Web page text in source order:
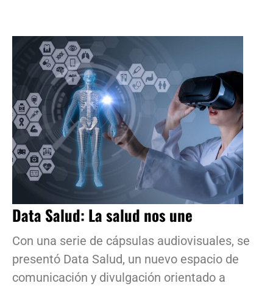
Data Salud: La salud nos une
Con una serie de cápsulas audiovisuales, se
presentó Data Salud, un nuevo espacio de
comunicación y divulgación orientado a